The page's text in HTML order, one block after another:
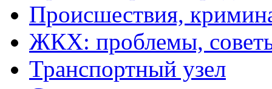
Происшествия,
ЖКХ: проблемы,
Транспортный узел